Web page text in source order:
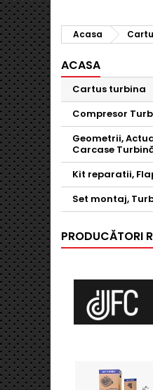
Acasa
ACASA
Cartus turbina
Compresor
Geometrii,
Carcase
Kit reparatii,
Set montaj,
PRODUCĂTORI